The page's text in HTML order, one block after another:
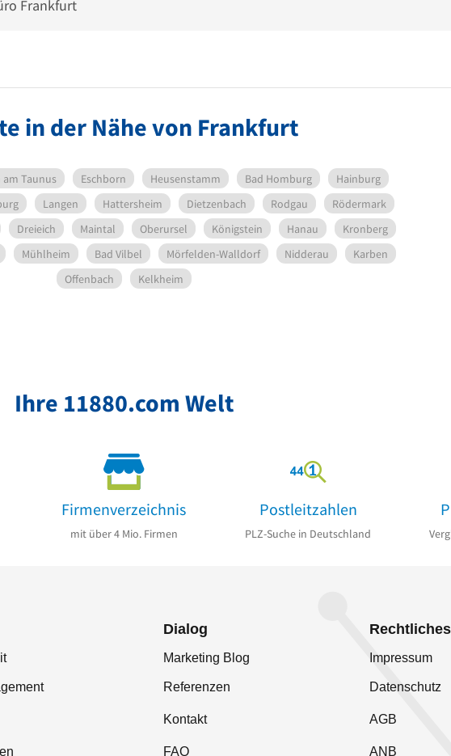
Frankfurt
in der Nähe von Frankfurt
am Taunus Eschborn Heusenstamm Bad Homburg
Hainburg
Langen Hattersheim Dietzenbach Rodgau
Rödermark
Dreieich Maintal Oberursel Königstein Hanau
Kronberg
Mühlheim Bad Vilbel Mörfelden-Walldorf Nidderau
Karben
Offenbach
Kelkheim
Ihre 11880.com Welt
Firmenverzeichnis
mit über 4 Mio. Firmen
Postleitzahlen
PLZ-Suche in Deutschland
Dialog
Marketing Blog
Referenzen
Kontakt
FAQ
Rechtliches
Impressum
Datenschutz
AGB
ANB